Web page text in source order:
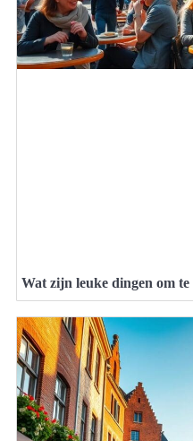
Wat zijn leuke dingen om